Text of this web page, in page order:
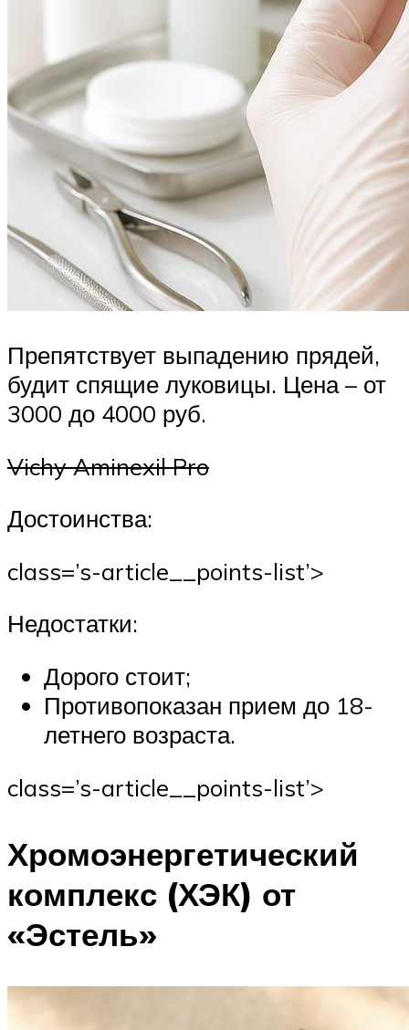
Препятствует выпадению прядей,
будит спящие луковицы. Цена – от
3000 до 4000 руб.
Vichy Aminexil Pro
Достоинства:
class=’s-article__points-list’>
Недостатки:
Дорого стоит;
Противопоказан прием до 18-
летнего возраста.
class=’s-article__points-list’>
Хромоэнергетический
комплекс (ХЭК) от
«Эстель»